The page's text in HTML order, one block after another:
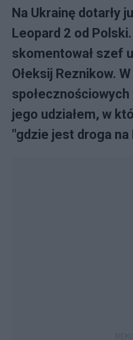
Na Ukrainę dotarły
Leopard 2 od
skomentował szef
Ołeksij Reznikow.
społecznościowych
jego udziałem, w
"gdzie jest droga na